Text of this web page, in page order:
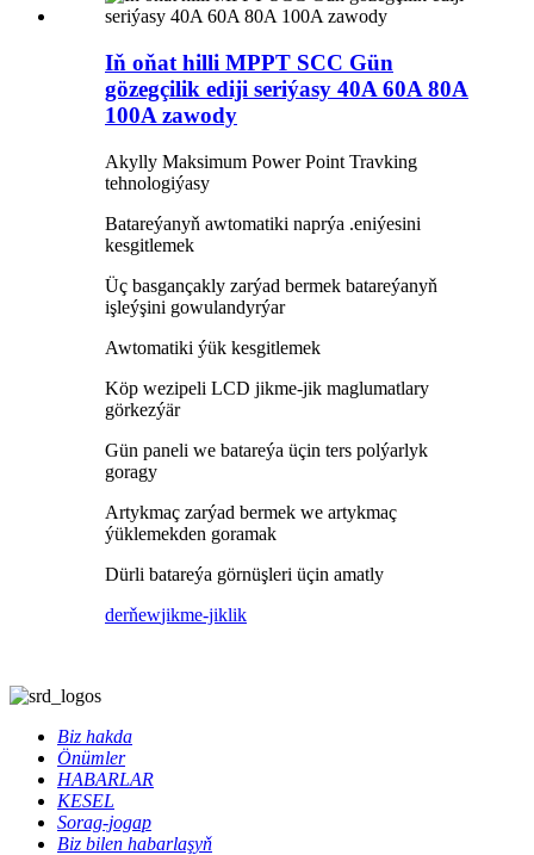
Iň oňat hilli MPPT SCC Gün
gözegçilik ediji seriýasy 40A 60A 80A
100A zawody
Akylly Maksimum Power Point Travking
tehnologiýasy
Batareýanyň awtomatiki naprýa .eniýesini
kesgitlemek
Üç basgançakly zarýad bermek batareýanyň
işleýşini gowulandyrýar
Awtomatiki ýük kesgitlemek
Köp wezipeli LCD jikme-jik maglumatlary
görkezýär
Gün paneli we batareýa üçin ters polýarlyk
goragy
Artykmaç zarýad bermek we artykmaç
ýüklemekden goramak
Dürli batareýa görnüşleri üçin amatly
derňewjikme-jiklik
Biz hakda
Önümler
HABARLAR
KESEL
Sorag-jogap
Biz bilen habarlaşyň